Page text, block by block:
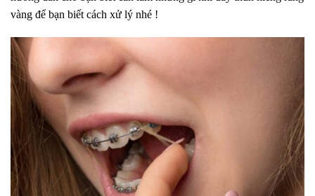
vàng để bạn biết cách xử lý nhé !